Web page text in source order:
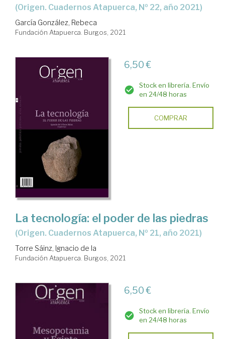
(Origen. Cuadernos Atapuerca, Nº 22, año 2021)
García González, Rebeca
Fundación Atapuerca. Burgos, 2021
6,50 €
Stock en librería. Envío
en 24/48 horas
COMPRAR
La tecnología: el poder de las piedras
(Origen. Cuadernos Atapuerca, Nº 21, año 2021)
Torre Sáinz, Ignacio de la
Fundación Atapuerca. Burgos, 2021
6,50 €
Stock en librería. Envío
en 24/48 horas